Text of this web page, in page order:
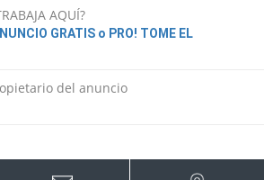
AQUÍ?
GRATIS o PRO! TOME EL
del anuncio